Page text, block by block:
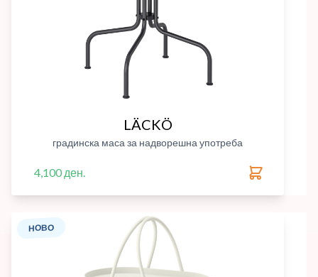
LÄCKÖ
градинска маса за надворешна употреба
4,100 ден.
НОВО